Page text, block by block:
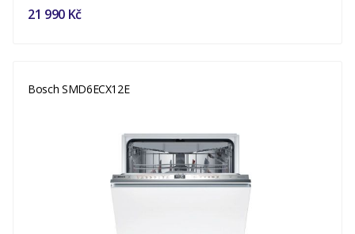
21 990 Kč
Bosch SMD6ECX12E